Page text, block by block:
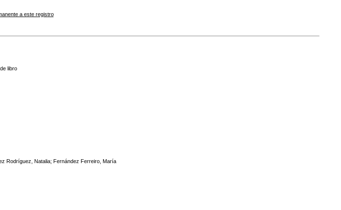
a este registro
libro
Rodríguez, Natalia; Fernández Ferreiro, María